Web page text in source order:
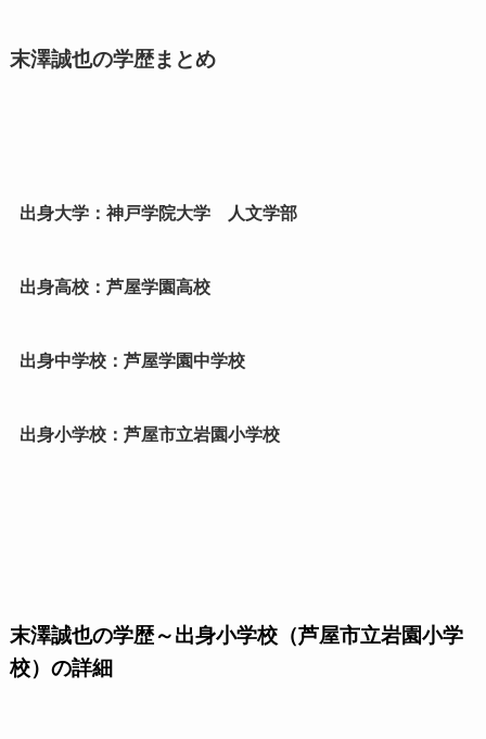
末澤誠也の学歴まとめ
出身大学：神戸学院大学 人文学部
出身高校：芦屋学園高校
出身中学校：芦屋学園中学校
出身小学校：芦屋市立岩園小学校
末澤誠也の学歴～出身小学校（芦屋市立岩園小学
校）の詳細